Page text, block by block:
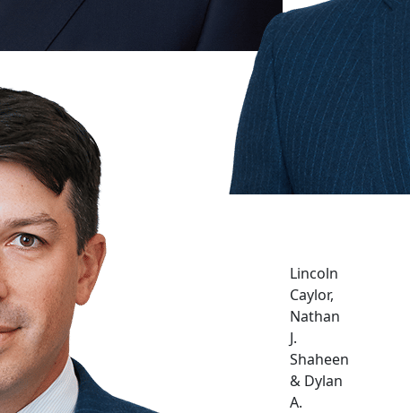
Lincoln
Caylor,
Nathan
J.
Shaheen
& Dylan
A.